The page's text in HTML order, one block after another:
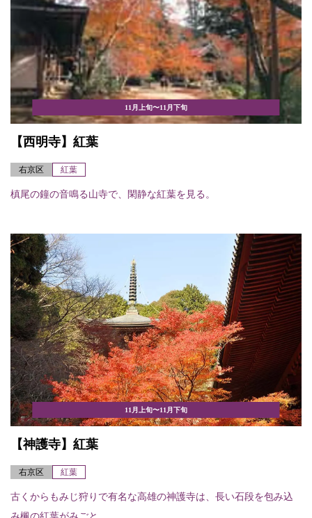
11月上旬〜11月下旬
【西明寺】紅葉
右京区 紅葉
槙尾の鐘の音鳴る山寺で、閑静な紅葉を見る。
11月上旬〜11月下旬
【神護寺】紅葉
右京区 紅葉
古くからもみじ狩りで有名な高雄の神護寺は、長い石段を包み込